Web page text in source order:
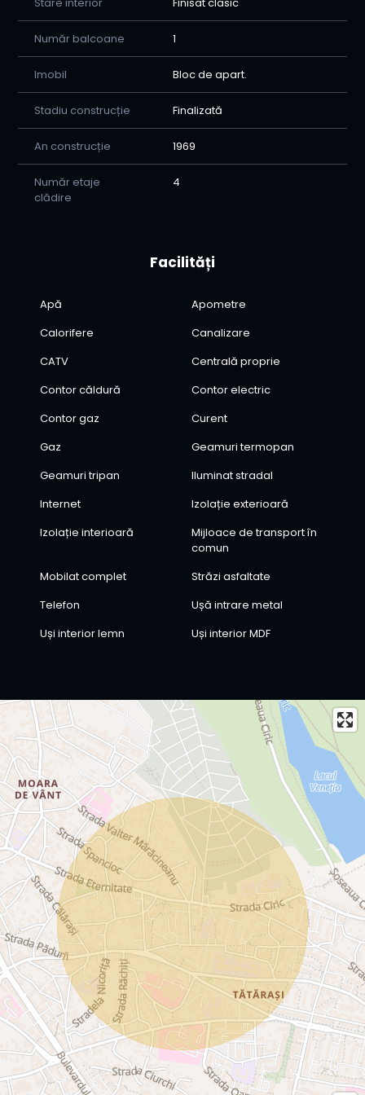
Număr balcoane 1
Imobil Bloc de apart.
Stadiu construcție Finalizată
An construcție 1969
Număr etaje
clădire
4
Facilități
Apă
Apometre
Calorifere
Canalizare
CATV
Centrală proprie
Contor căldură
Contor electric
Contor gaz
Curent
Gaz
Geamuri termopan
Geamuri tripan
Iluminat stradal
Internet
Izolație exterioară
Izolație interioară
Mijloace de transport în
comun
Mobilat complet
Străzi asfaltate
Telefon
Ușă intrare metal
Uși interior lemn
Uși interior MDF